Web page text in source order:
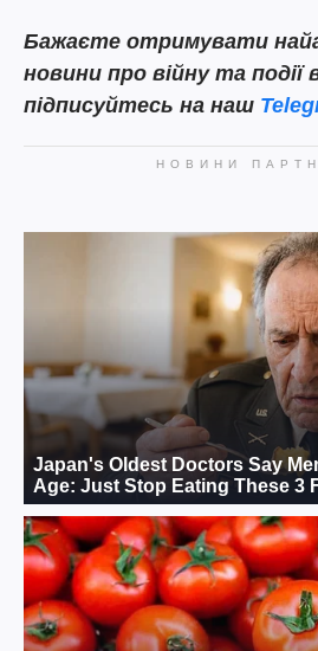
Бажаєте отримувати
новини про війну та події
підписуйтесь на наш